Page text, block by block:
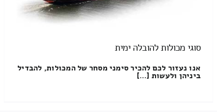
סוגי מכולות להובלה ימית
אנו נעזור לכם להכיר סימני מסחר של המכולות, להבדיל
ביניהן ולעשות […]